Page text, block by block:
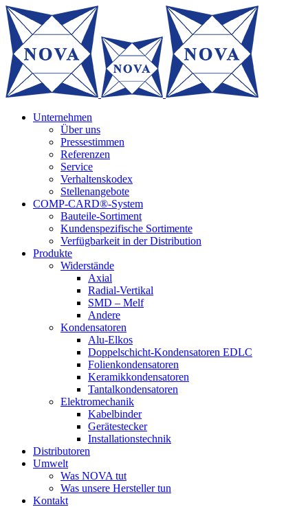
Zum
Inhalt
springen
Unternehmen
Über uns
Pressestimmen
Referenzen
Service
Verhaltenskodex
Stellenangebote
COMP-CARD®-System
Bauteile-Sortiment
Kundenspezifische Sortimente
Verfügbarkeit in der Distribution
Produkte
Widerstände
Axial
Radial-Vertikal
SMD – Melf
Andere
Kondensatoren
Alu-Elkos
Doppelschicht-Kondensatoren EDLC
Folienkondensatoren
Keramikkondensatoren
Tantalkondensatoren
Elektromechanik
Kabelbinder
Gerätestecker
Installationstechnik
Distributoren
Umwelt
Was NOVA tut
Was unsere Hersteller tun
Kontakt